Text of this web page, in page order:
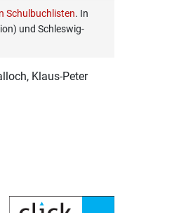
Schulbuchlisten. In
und Schleswig-
Klaus-Peter